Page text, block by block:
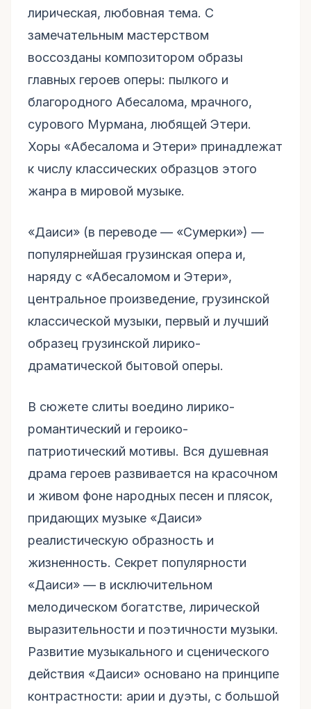
лирическая, любовная тема. С
замечательным мастерством
воссозданы композитором образы
главных героев оперы: пылкого и
благородного Абесалома, мрачного,
сурового Мурмана, любящей Этери.
Хоры «Абесалома и Этери» принадлежат
к числу классических образцов этого
жанра в мировой музыке.
«Даиси» (в переводе — «Сумерки») —
популярнейшая грузинская опера и,
наряду с «Абесаломом и Этери»,
центральное произведение, грузинской
классической музыки, первый и лучший
образец грузинской лирико-
драматической бытовой оперы.
В сюжете слиты воедино лирико-
романтический и героико-
патриотический мотивы. Вся душевная
драма героев развивается на красочном
и живом фоне народных песен и плясок,
придающих музыке «Даиси»
реалистическую образность и
жизненность. Секрет популярности
«Даиси» — в исключительном
мелодическом богатстве, лирической
выразительности и поэтичности музыки.
Развитие музыкального и сценического
действия «Даиси» основано на принципе
контрастности: арии и дуэты, с большой